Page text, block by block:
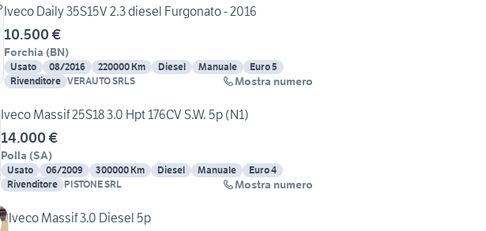
Iveco Daily 35S15V 2.3 diesel Furgonato - 2016
10.500 €
Forchia (BN)
Usato 08/2016 220000 Km Diesel Manuale
Euro 5
Rivenditore VERAUTO SRLS Mostra numero
Iveco Massif 25S18 3.0 Hpt 176CV S.W. 5p (N1)
14.000 €
Polla (SA)
Usato 06/2009 300000 Km Diesel Manuale
Euro 4
Rivenditore PISTONE SRL Mostra numero
Iveco Massif 3.0 Diesel 5p